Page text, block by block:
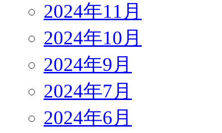
2024年11月
2024年10月
2024年9月
2024年7月
2024年6月